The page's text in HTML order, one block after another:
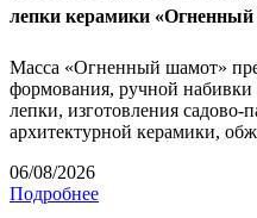
лепки керамики
Масса «Огненный шамот»
формования, ручной
лепки, изготовления садово-
архитектурной керамики,
06/08/2026
Подробнее